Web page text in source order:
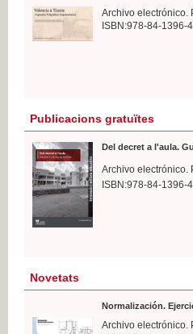
Archivo electrónico.
ISBN:978-84-1396-
Publicacions gratuïtes
Del decret a l'aula.
Archivo electrónico.
ISBN:978-84-1396-
Novetats
Normalización.
Archivo electrónico.